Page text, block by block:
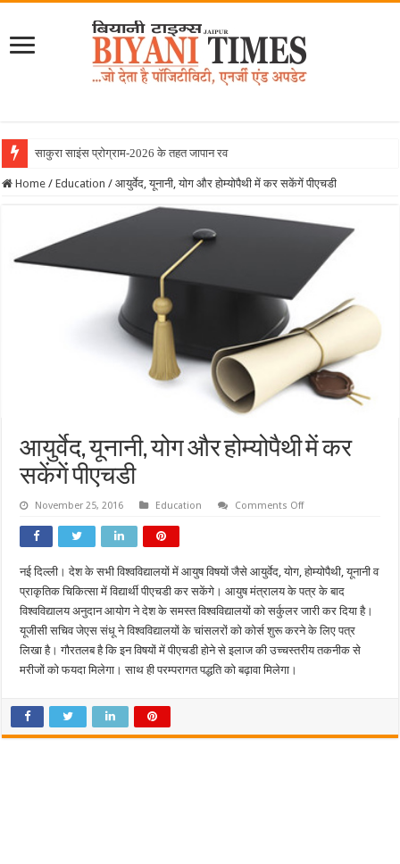
साकुरा साइंस प्रोग्राम-2026 के तहत जापान रवाना हुई बि
Home / Education / आयुर्वेद, यूनानी, योग और होम्योपैथी में कर सकेंगें पीएचडी
आयुर्वेद, यूनानी, योग और होम्योपैथी में कर
सकेंगें पीएचडी
November 25, 2016 Education Comments Offon
होम्योपैथी
में
कर
सकेंगें
पीएचडी
नई दिल्ली। देश के सभी विश्वविद्यालयों में आयुष विषयों जैसे आयुर्वेद, योग, होम्योपैथी, यूनानी व
प्राकृतिक चिकित्सा में विद्यार्थी पीएचडी कर सकेंगे। आयुष मंत्रालय के पत्र के बाद
विश्वविद्यालय अनुदान आयोग ने देश के समस्त विश्वविद्यालयों को सर्कुलर जारी कर दिया है।
यूजीसी सचिव जेएस संधू ने विश्वविद्यालयों के चांसलरों को कोर्स शुरू करने के लिए पत्र
लिखा है। गौरतलब है कि इन विषयों में पीएचडी होने से इलाज की उच्चस्तरीय तकनीक से
मरीजों को फयदा मिलेगा। साथ ही परम्परागत पद्धति को बढ़ावा मिलेगा।